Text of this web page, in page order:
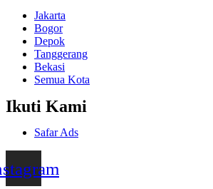
Jakarta
Bogor
Depok
Tanggerang
Bekasi
Semua Kota
Ikuti Kami
Safar Ads